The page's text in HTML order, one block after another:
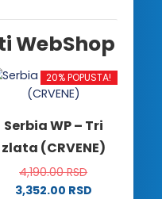
WebShop
20% POPUSTA!
Serbia WP – Tri
zlata (CRVENE)
4,190.00RSD
3,352.00 RSD